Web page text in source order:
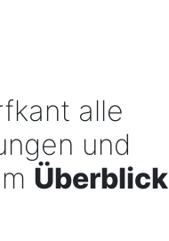
alle
und
Überblick